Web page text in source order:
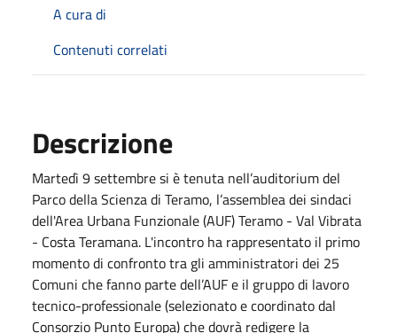
A cura di
Contenuti correlati
Descrizione
Martedì 9 settembre si è tenuta nell’auditorium del
Parco della Scienza di Teramo, l’assemblea dei sindaci
dell'Area Urbana Funzionale (AUF) Teramo - Val Vibrata
- Costa Teramana. L'incontro ha rappresentato il primo
momento di confronto tra gli amministratori dei 25
Comuni che fanno parte dell’AUF e il gruppo di lavoro
tecnico-professionale (selezionato e coordinato dal
Consorzio Punto Europa) che dovrà redigere la